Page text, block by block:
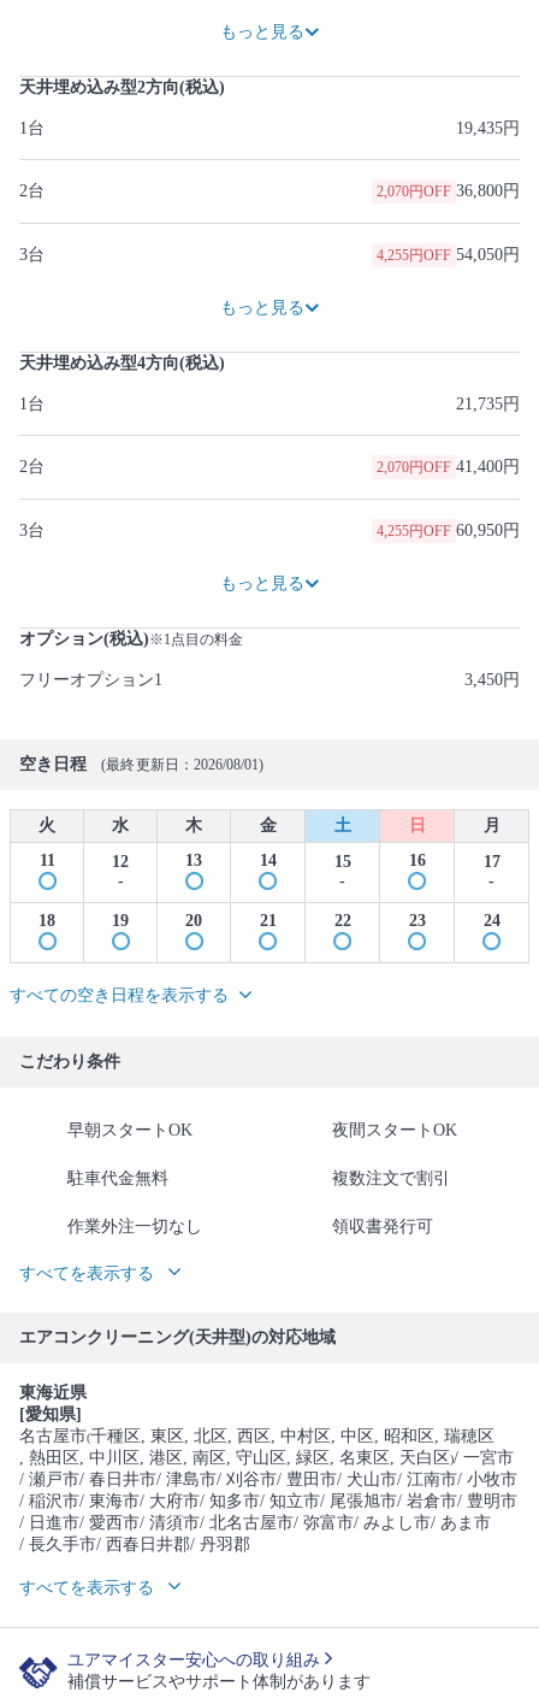
もっと見る
天井埋め込み型2方向(税込)
1台 19,435円
2台 2,070円OFF 36,800円
3台 4,255円OFF 54,050円
もっと見る
天井埋め込み型4方向(税込)
1台 21,735円
2台 2,070円OFF 41,400円
3台 4,255円OFF 60,950円
もっと見る
オプション(税込)※1点目の料金
フリーオプション1 3,450円
空き日程 (最終更新日：2026/08/01)
火 水 木 金 土 日
月
11
12
-
13 14
15
-
16
17
-
18 19 20 21 22 23 24
すべての空き日程を表示する
こだわり条件
早朝スタートOK 夜間スタートOK
駐車代金無料 複数注文で割引
作業外注一切なし 領収書発行可
すべてを表示する
エアコンクリーニング(天井型)の対応地域
東海近県
[愛知県]
名古屋市(千種区 , 東区 , 北区 , 西区 , 中村区 , 中区 , 昭和区 , 瑞穂区
, 熱田区 , 中川区 , 港区 , 南区 , 守山区 , 緑区 , 名東区 , 天白区)/ 一宮市
/ 瀬戸市/ 春日井市/ 津島市/ 刈谷市/ 豊田市/ 犬山市/ 江南市/ 小牧市
/ 稲沢市/ 東海市/ 大府市/ 知多市/ 知立市/ 尾張旭市/ 岩倉市/ 豊明市
/ 日進市/ 愛西市/ 清須市/ 北名古屋市/ 弥富市/ みよし市/ あま市
/ 長久手市/ 西春日井郡/ 丹羽郡
すべてを表示する
ユアマイスター安心への取り組み
補償サービスやサポート体制があります